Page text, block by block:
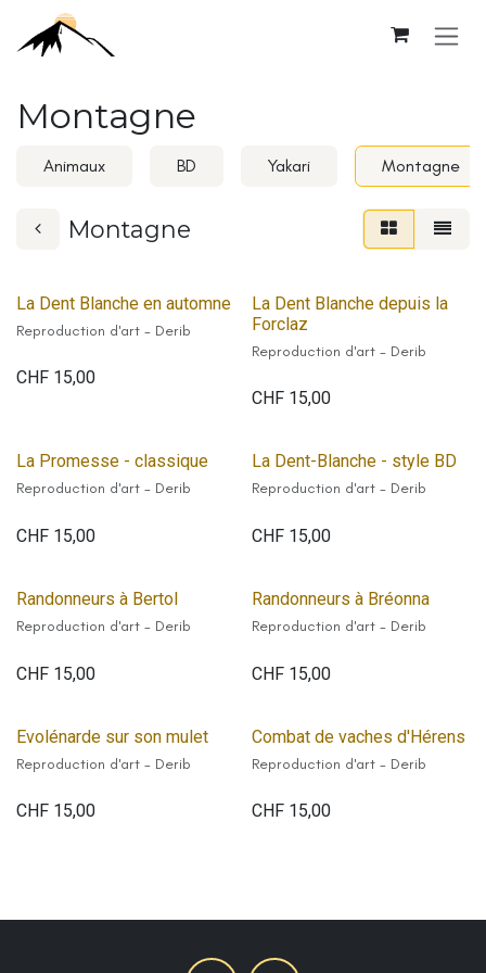
Se rendre au contenu
Montagne
Animaux BD Yakari Montagne
Montagne
La Dent Blanche en automne
Reproduction d'art - Derib
CHF 15,00
La Dent Blanche depuis la
Forclaz
Reproduction d'art - Derib
CHF 15,00
La Promesse - classique
Reproduction d'art - Derib
CHF 15,00
La Dent-Blanche - style BD
Reproduction d'art - Derib
CHF 15,00
Randonneurs à Bertol
Reproduction d'art - Derib
CHF 15,00
Randonneurs à Bréonna
Reproduction d'art - Derib
CHF 15,00
Evolénarde sur son mulet
Reproduction d'art - Derib
CHF 15,00
Combat de vaches d'Hérens
Reproduction d'art - Derib
CHF 15,00